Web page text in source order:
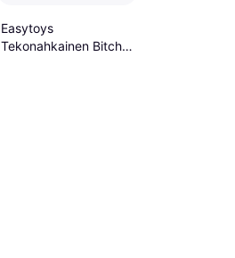
Easytoys
Tekonahkainen Bitch